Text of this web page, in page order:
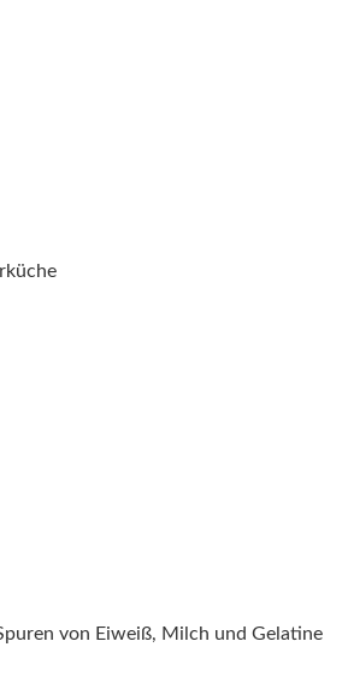
von Eiweiß, Milch und Gelatine